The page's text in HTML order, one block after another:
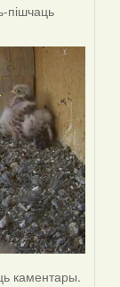
пішчаць
каментары.